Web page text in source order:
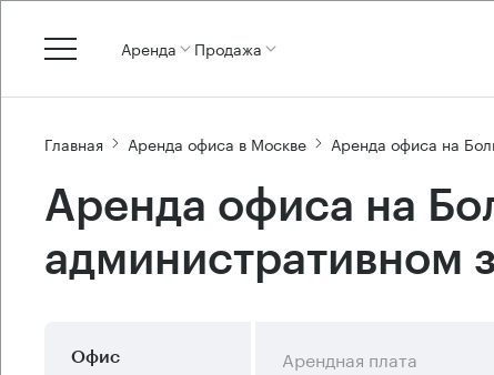
Аренда Продажа
Главная Аренда офиса в Москве Аренда офиса на
Аренда офиса на
административном
Офис Арендная плата